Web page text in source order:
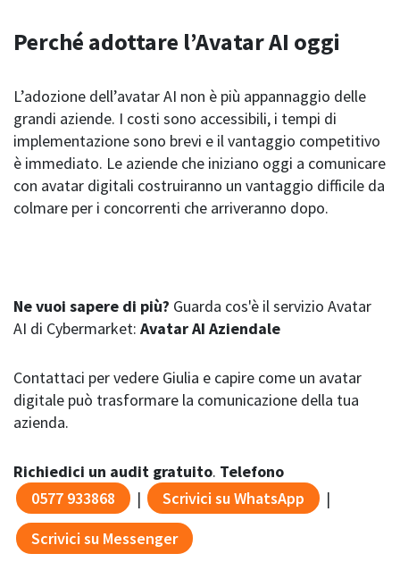
Perché adottare l’Avatar AI oggi
L’adozione dell’avatar AI non è più appannaggio delle
grandi aziende. I costi sono accessibili, i tempi di
implementazione sono brevi e il vantaggio competitivo
è immediato. Le aziende che iniziano oggi a comunicare
con avatar digitali costruiranno un vantaggio difficile da
colmare per i concorrenti che arriveranno dopo.
Ne vuoi sapere di più? Guarda cos'è il servizio Avatar
AI di Cybermarket: Avatar AI Aziendale
Contattaci per vedere Giulia e capire come un avatar
digitale può trasformare la comunicazione della tua
azienda.
Richiedici un audit gratuito. Telefono
0577 933868
| Scrivici su WhatsApp
|
Scrivici su Messenger